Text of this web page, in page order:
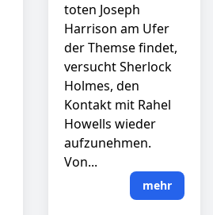
toten Joseph
Harrison am Ufer
der Themse findet,
versucht Sherlock
Holmes, den
Kontakt mit Rahel
Howells wieder
aufzunehmen.
Von...
mehr